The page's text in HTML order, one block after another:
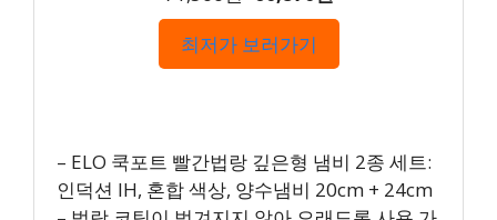
최저가 보러가기
– ELO 쿡포트 빨간법랑 깊은형 냄비 2종 세트:
인덕션 IH, 혼합 색상, 양수냄비 20cm + 24cm